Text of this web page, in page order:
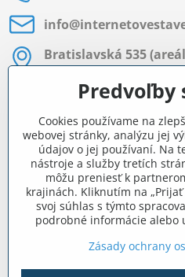
Bratislavská 535
Most pri Bratislave
Pon - Pia 8:00 - 11:30 a
Facebook
Navigácia
Všetko o nákupe
Predvoľby
Cookies používame na
webovej stránky, analýzu jej
údajov o jej používaní. Na
nástroje a služby tretích
môžu preniesť k
krajinách. Kliknutím na
svoj súhlas s týmto
podrobné informácie alebo
Zásady ochrany